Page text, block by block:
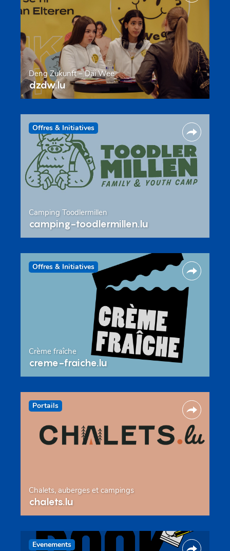
Deng Zukunft – Däi Wee
dzdw.lu
Offres & Initiatives
Camping Toodlermillen
camping-toodlermillen.lu
Offres & Initiatives
Crème fraîche
creme-fraiche.lu
Portails
Chalets, auberges et campings
chalets.lu
Evenements